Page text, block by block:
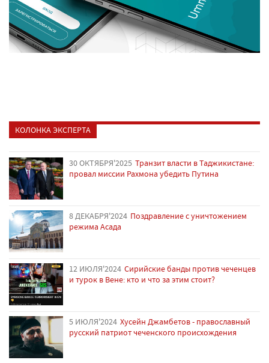
КОЛОНКА ЭКСПЕРТА
30 ОКТЯБРЯ'2025 Транзит власти в Таджикистане:
провал миссии Рахмона убедить Путина
8 ДЕКАБРЯ'2024 Поздравление с уничтожением
режима Асада
12 ИЮЛЯ'2024 Сирийские банды против чеченцев
и турок в Вене: кто и что за этим стоит?
5 ИЮЛЯ'2024 Хусейн Джамбетов - православный
русский патриот чеченского происхождения